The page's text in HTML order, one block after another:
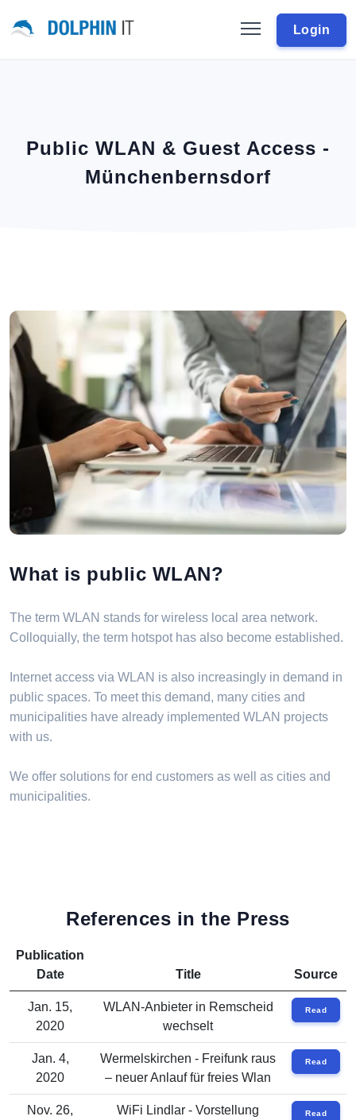
Login
Public WLAN & Guest Access -
Münchenbernsdorf
What is public WLAN?
The term WLAN stands for wireless local area network.
Colloquially, the term hotspot has also become established.
Internet access via WLAN is also increasingly in demand in
public spaces. To meet this demand, many cities and
municipalities have already implemented WLAN projects
with us.
We offer solutions for end customers as well as cities and
municipalities.
References in the Press
Publication
Date
Title Source
Jan. 15,
2020
WLAN-Anbieter in Remscheid
wechselt
Read
Jan. 4,
2020
Wermelskirchen - Freifunk raus
– neuer Anlauf für freies Wlan
Read
Nov. 26,
WiFi Lindlar - Vorstellung
Read